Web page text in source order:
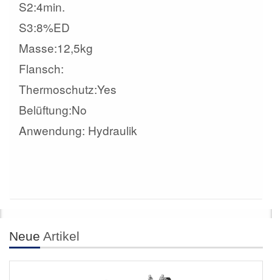
S2:4min.
S3:8%ED
Masse:12,5kg
Flansch:
Thermoschutz:Yes
Belüftung:No
Anwendung: Hydraulik
Neue Artikel